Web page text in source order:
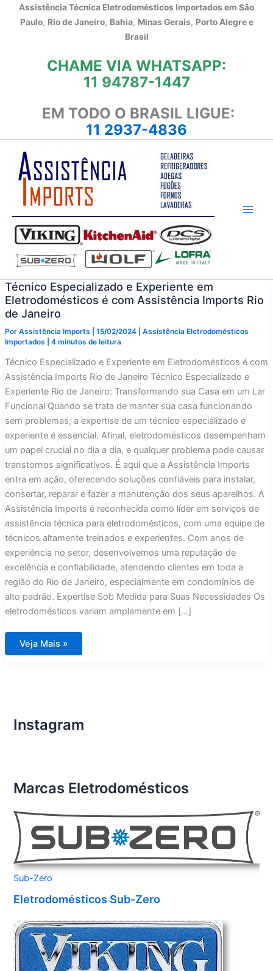
Assistência Técnica Eletrodomésticos Importados em São
Paulo, Rio de Janeiro, Bahia, Minas Gerais, Porto Alegre e
Brasil
CHAME VIA WHATSAPP:
11 94787-1447
EM TODO O BRASIL LIGUE:
11 2937-4836
Técnico Especializado e Experiente em
Eletrodomésticos é com Assistência Imports Rio
de Janeiro
Por Assistência Imports 15/02/2024
Assistência Eletrodomésticos
Importados
4 minutos de leitura
Técnico Especializado e Experiente em Eletrodomésticos é com
Assistência Imports Rio de Janeiro Técnico Especializado e
Experiente Rio de Janeiro: Transformando sua Casa em um Lar
Funcional Quando se trata de manter sua casa funcionando
sem problemas, a expertise de um técnico especializado e
experiente é essencial. Afinal, eletrodomésticos desempenham
um papel crucial no dia a dia, e qualquer problema pode causar
transtornos significativos. É aqui que a Assistência Imports
entra em ação, oferecendo soluções confiáveis para instalar,
consertar, reparar e fazer a manutenção dos seus aparelhos. A
Assistência Imports é reconhecida como líder em serviços de
assistência técnica para eletrodomésticos, com uma equipe de
técnicos altamente treinados e experientes. Com anos de
experiência no setor, desenvolvemos uma reputação de
excelência e confiabilidade, atendendo clientes em toda a
região do Rio de Janeiro, especialmente em condomínios de
alto padrão. Expertise Sob Medida para Suas Necessidades Os
eletrodomésticos variam amplamente em […]
Técnico
Especializado
Imports
Rio
Veja Mais »
Instagram
Marcas Eletrodomésticos
Sub-Zero
Eletrodomésticos Sub-Zero